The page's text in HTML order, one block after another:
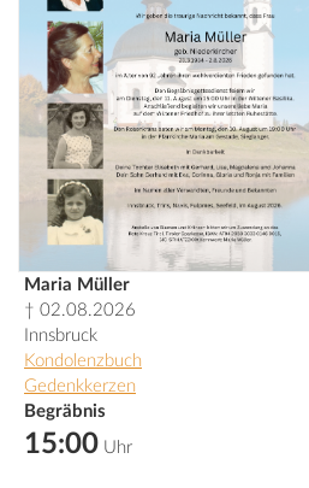
Maria Müller
† 02.08.2026
Innsbruck
Kondolenzbuch
Gedenkkerzen
Begräbnis
15:00 Uhr